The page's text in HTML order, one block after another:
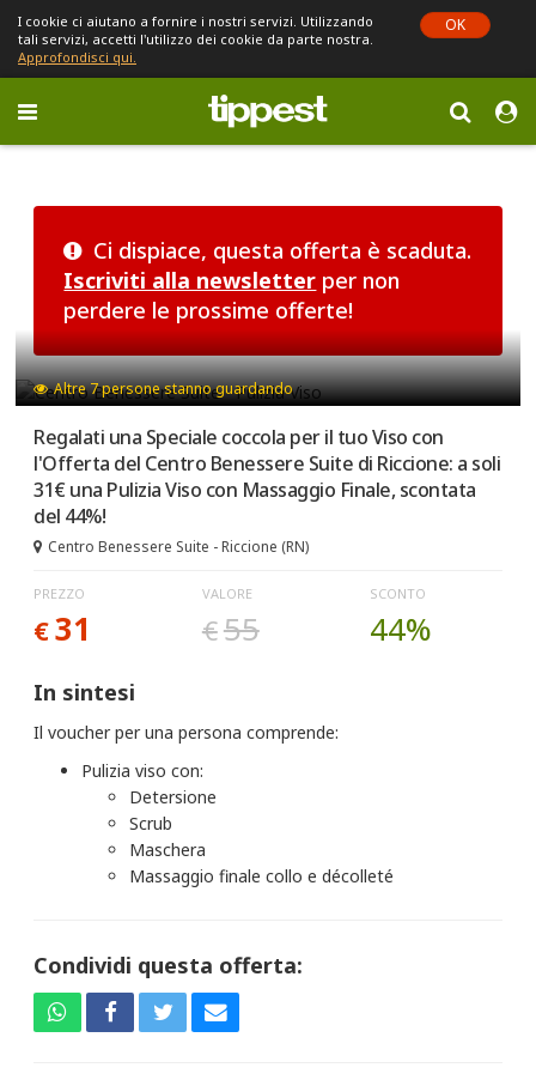
I cookie ci aiutano a fornire i nostri servizi. Utilizzando
tali servizi, accetti l'utilizzo dei cookie da parte nostra.
Approfondisci qui.
OK
Toggle
navigation
Ci dispiace, questa offerta è scaduta.
Iscriviti alla newsletter per non
perdere le prossime offerte!
Altre7persone stanno guardando
Regalati una Speciale coccola per il tuo Viso con
l'Offerta del Centro Benessere Suite di Riccione: a soli
31€ una Pulizia Viso con Massaggio Finale, scontata
del 44%!
Centro Benessere Suite - Riccione (RN)
PREZZO
€31
VALORE
€55
SCONTO
44%
In sintesi
Il voucher per una persona comprende:
Pulizia viso con:
Detersione
Scrub
Maschera
Massaggio finale collo e décolleté
Condividi questa offerta: